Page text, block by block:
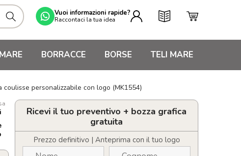
Vuoi informazioni rapide?
Raccontaci la tua idea
BORRACCE BORSE TELI MARE
personalizzabile con logo (MK1554)
Ricevi il tuo preventivo + bozza grafica
gratuita
Prezzo definitivo | Anteprima con il tuo logo